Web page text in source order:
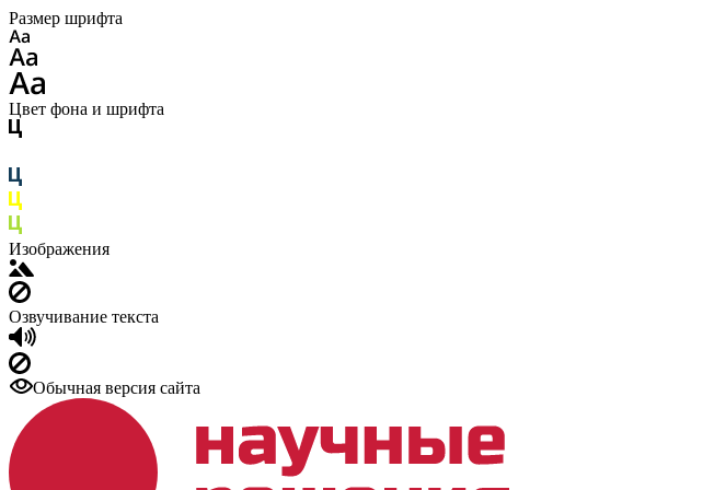
Размер шрифта
Цвет фона и шрифта
Изображения
Озвучивание текста
Обычная версия сайта